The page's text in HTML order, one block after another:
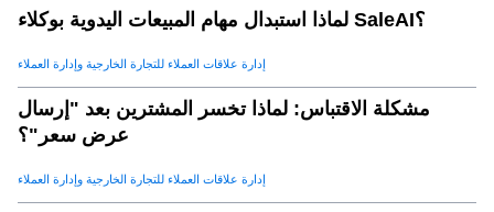
لماذا استبدال مهام المبيعات اليدوية بوكلاء SaleAI؟
إدارة علاقات العملاء للتجارة الخارجية وإدارة العملاء
مشكلة الاقتباس: لماذا تخسر المشترين بعد "إرسال
عرض سعر"؟
إدارة علاقات العملاء للتجارة الخارجية وإدارة العملاء